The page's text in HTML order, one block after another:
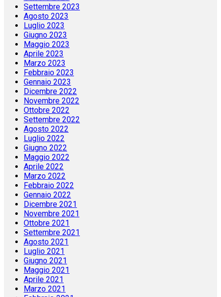
Settembre 2023
Agosto 2023
Luglio 2023
Giugno 2023
Maggio 2023
Aprile 2023
Marzo 2023
Febbraio 2023
Gennaio 2023
Dicembre 2022
Novembre 2022
Ottobre 2022
Settembre 2022
Agosto 2022
Luglio 2022
Giugno 2022
Maggio 2022
Aprile 2022
Marzo 2022
Febbraio 2022
Gennaio 2022
Dicembre 2021
Novembre 2021
Ottobre 2021
Settembre 2021
Agosto 2021
Luglio 2021
Giugno 2021
Maggio 2021
Aprile 2021
Marzo 2021